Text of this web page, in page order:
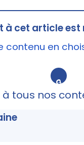
à cet article est
contenu en
🔒
tous nos